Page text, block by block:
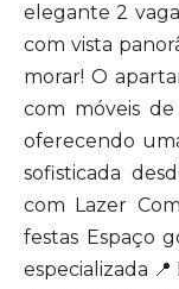
elegante 2
com vista
morar! O
com móveis
oferecendo
sofisticada
com Lazer
festas Espaço
especializada